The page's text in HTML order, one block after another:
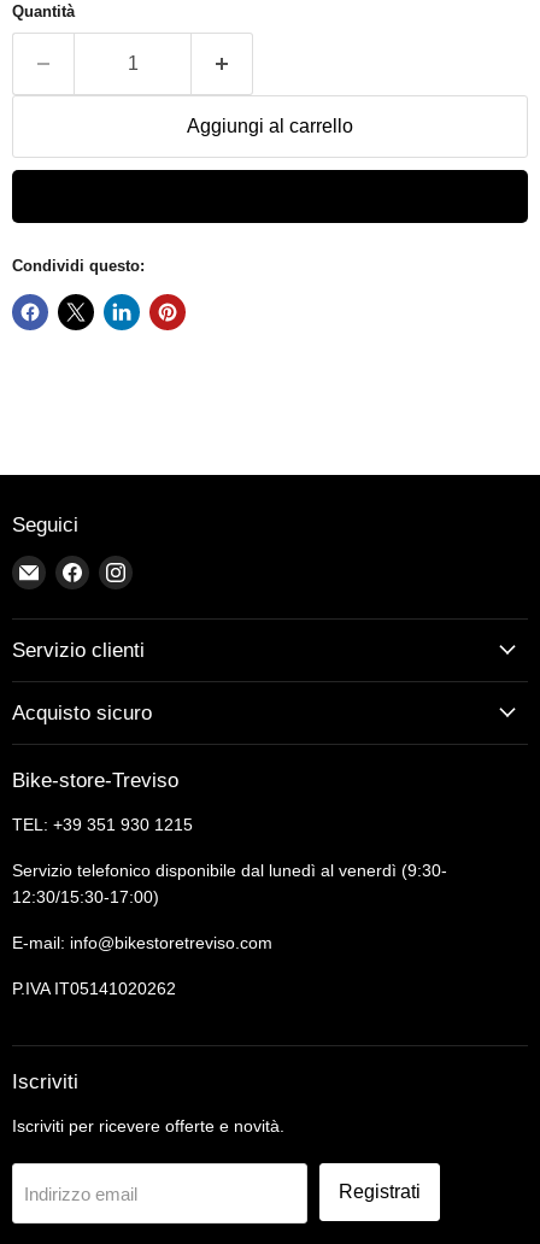
Quantità
Aggiungi al carrello
Condividi questo:
Seguici
Email
Bike-
store-
Treviso
Trovaci
Facebook
Trovaci
Instagram
Servizio clienti
Acquisto sicuro
Bike-store-Treviso
TEL: +39 351 930 1215
Servizio telefonico disponibile dal lunedì al venerdì (9:30-
12:30/15:30-17:00)
E-mail: info@bikestoretreviso.com
P.IVA IT05141020262
Iscriviti
Iscriviti per ricevere offerte e novità.
Indirizzo email Registrati